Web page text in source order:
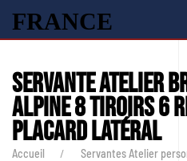
SERVANTE Atelier
ALPINE 8 tiroirs 6
placard latéral
Accueil Servantes Atelier